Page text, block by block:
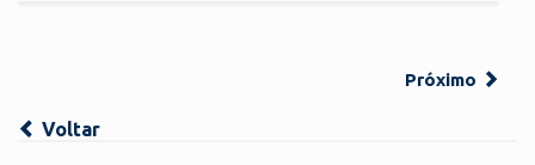
Próximo
Voltar